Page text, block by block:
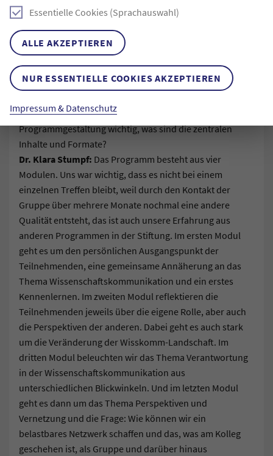
Essentielle Cookies (Sprachauswahl)
ALLE AKZEPTIEREN
NUR ESSENTIELLE COOKIES AKZEPTIEREN
Impressum & Datenschutz
relativ schnell klar, dass wir einen sehr ähnlichen Blick
haben, Werte und Ziele teilen, wer unsere Adressat:innen
und wo vielleicht auch Grenzen des Programms sind.
Gleichzeitig eint uns das Ziel, Diversität in der Gruppe
herzustellen.
Ein lernendes Programm mit nachhaltiger Wirkung
Sarah-Isabel Conrad:Was war Euch bei der
Programmgestaltung wichtig, was sind die zentralen
Inhalte und Formate?
Dr. Klara Stumpf: Das Programm besteht aus vier
Modulen. Uns war wichtig, dass es nicht bei einem
einzelnen Treffen bleibt, weil durch den Kontakt der
Gruppe über mehrere Monate nochmal eine andere
Qualität entsteht, das ist auch unsere Erfahrung aus
anderen Programmen in der Stiftung. Im ersten Modul
geht es um den persönlichen Ausgangspunkt der
Teilnehmenden, eine gemeinsame Annäherung an das
Thema Wissenschaftskommunikation und ein erstes
Kennenlernen. Im zweiten Modul reflektieren die
Teilnehmenden jeweils über die eigene Rolle, aber auch
die Perspektiven der anderen. Dabei geht es auch stark
um die Veränderung der Wisskomm-Landschaft. Im
dritten Modul beleuchten wir das Thema Verantwortung
in der Wissenschaftskommunikation aus
unterschiedlichen Blickwinkeln. Und im letzten Modul
geht es dann um das Thema Perspektiven und
Vernetzung und die Frage: Wie können wir ein
belastbares Netzwerk schaffen und das, was am Kolleg
geschehen ist, als Gruppe und darüber hinaus